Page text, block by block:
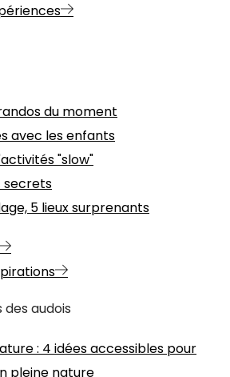
du moment
avec les enfants
"slow"
secrets
5 lieux surprenants
des audois
: 4 idées accessibles pour
pleine nature